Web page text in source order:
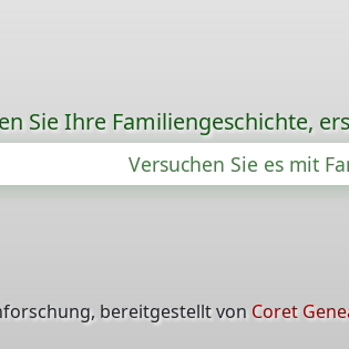
Sie Ihre Familiengeschichte,
Versuchen Sie es mit
bereitgestellt von Coret